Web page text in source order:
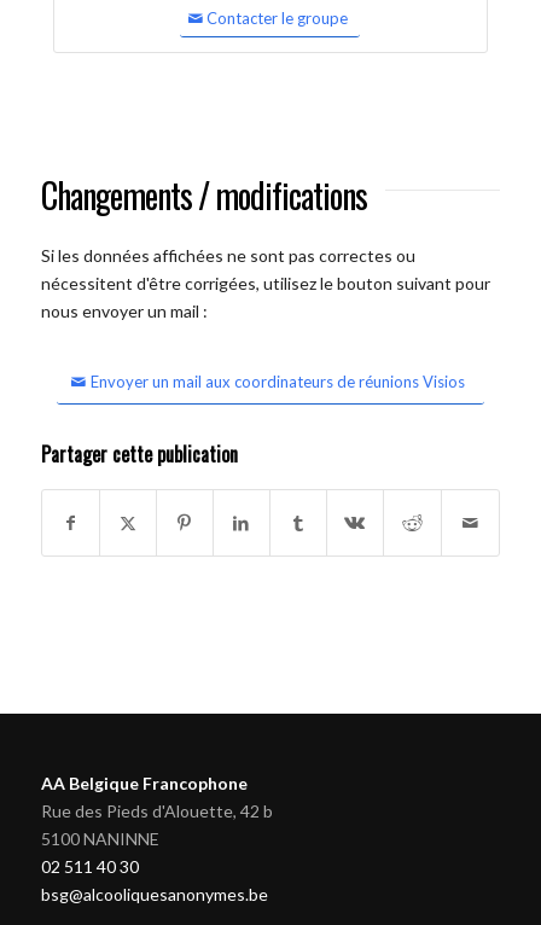
Contacter le groupe
Changements / modifications
Si les données affichées ne sont pas correctes ou
nécessitent d'être corrigées, utilisez le bouton suivant pour
nous envoyer un mail :
Envoyer un mail aux coordinateurs de réunions Visios
Partager cette publication
AA Belgique Francophone
Rue des Pieds d'Alouette, 42 b
5100 NANINNE
02 511 40 30
bsg@alcooliquesanonymes.be